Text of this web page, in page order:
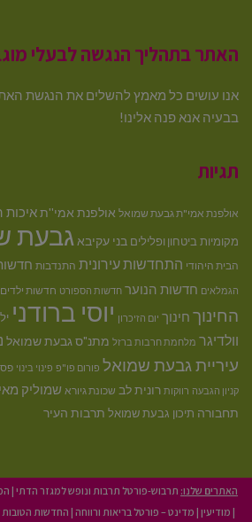
האתר בתהליך הנגשה לבעלי
אנו עושים כל מאמץ להשלים את הנגשת
בבעיה אנא פנה אלינו!
תגיות
אולפנת אמי"ת גבעת שמואל אולפנת אמי''ת
מקומיות ביטחון ופלילים בני עקיבא גבעת
הבית היהודי התחדשות עירונית התנדבות חדשות
הגמלאים חדשות הנוער חדשות הספורט חדשות ילדים
החינוך חינוך יום הזיכרון יוסי ברודני
וולדיגר מלחמת חרבות ברזל מתנ"ס גבעת שמואל
עיריית גבעת שמואל פורום פו"פ פינוי בינוי
קניון הגבעה רווקות רונית לב שכונת גיוראשמוליק
תחבורה תיכון גבעת שמואל תרבות העיר
האתרים שלנו: תרבוש-פורטל תרבות ונופש למגזר הדתי |
| מודיעין | מדינט – פורטל בריאות ורווחה | החדשות